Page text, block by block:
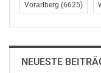
Motorradfahren
wegweisende
kritische
Vorarlberg (6625)
NEUESTE